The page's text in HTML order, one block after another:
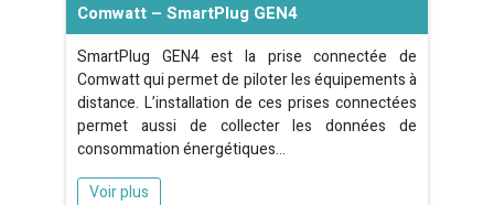
Comwatt – SmartPlug GEN4
SmartPlug GEN4 est la prise connectée de
Comwatt qui permet de piloter les équipements à
distance. L’installation de ces prises connectées
permet aussi de collecter les données de
consommation énergétiques…
Voir plus